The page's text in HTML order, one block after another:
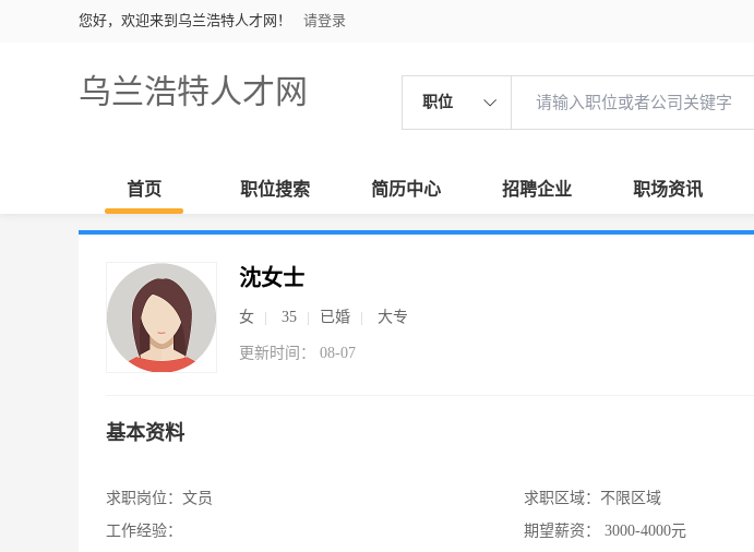
您好，欢迎来到乌兰浩特人才网！ 请登录
乌兰浩特人才网 职位
首页 职位搜索 简历中心 招聘企业 职场资讯
沈女士
女 35 已婚 大专
更新时间： 08-07
基本资料
求职岗位： 文员
工作经验：
求职区域： 不限区域
期望薪资：
3000-4000元